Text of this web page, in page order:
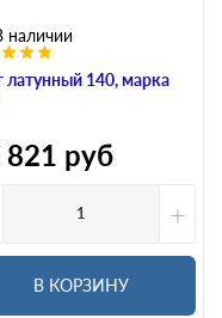
латунный 140, марка
наличии
руб
+
В КОРЗИНУ